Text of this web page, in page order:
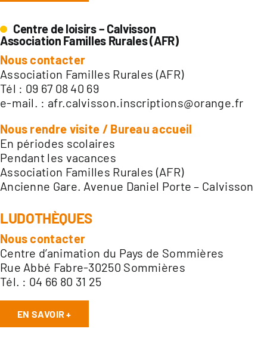
Centre de loisirs – Calvisson
Association Familles Rurales (AFR)
Nous contacter
Association Familles Rurales (AFR)
Tél : 09 67 08 40 69
e-mail. : afr.calvisson.inscriptions@orange.fr
Nous rendre visite / Bureau accueil
En périodes scolaires
Pendant les vacances
Association Familles Rurales (AFR)
Ancienne Gare. Avenue Daniel Porte – Calvisson
LUDOTHÈQUES
Nous contacter
Centre d’animation du Pays de Sommières
Rue Abbé Fabre-30250 Sommières
Tél. : 04 66 80 31 25
EN SAVOIR +